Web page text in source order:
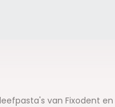
van Fixodent en